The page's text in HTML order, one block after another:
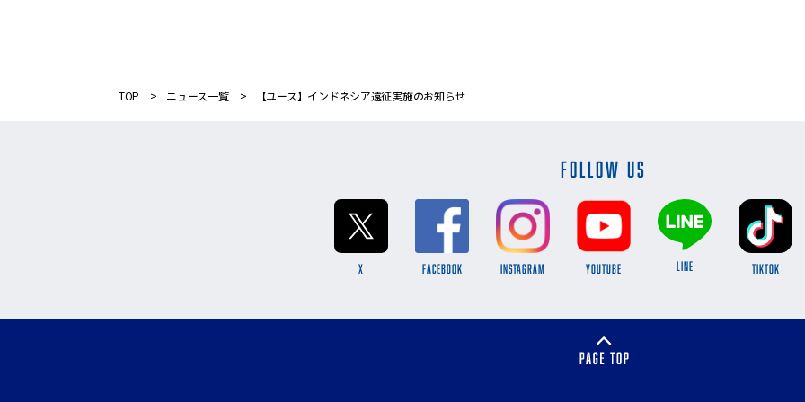
TOP ニュース一覧 【ユース】インドネシア遠征実施のお知らせ
FOLLOW US
X FACEBOOK INSTAGRAM YOUTUBE LINE TikTok